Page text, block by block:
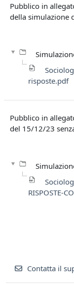
Pubblico in
della simulazione
risposte.pdf
Pubblico in
del 15/12/23
RISPOSTE-
Contatta il